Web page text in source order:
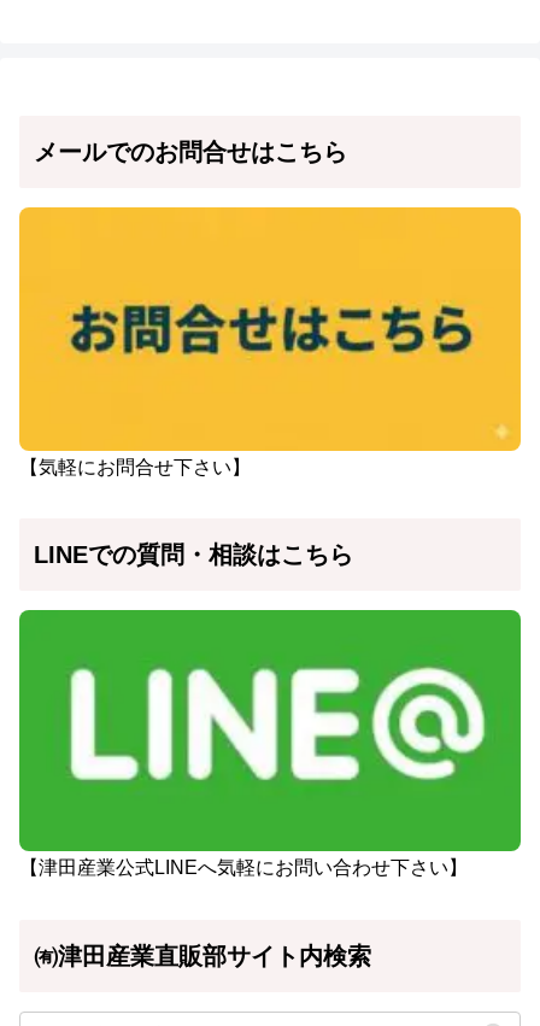
メールでのお問合せはこちら
【気軽にお問合せ下さい】
LINEでの質問・相談はこちら
【津田産業公式LINEへ気軽にお問い合わせ下さい】
㈲津田産業直販部サイト内検索